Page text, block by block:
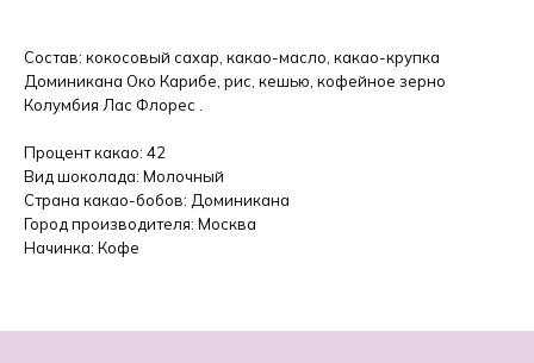
Состав: кокосовый сахар, какао-масло, какао-крупка
Доминикана Око Карибе, рис, кешью, кофейное зерно
Колумбия Лас Флорес .
Процент какао: 42
Вид шоколада: Молочный
Страна какао-бобов: Доминикана
Город производителя: Москва
Начинка: Кофе